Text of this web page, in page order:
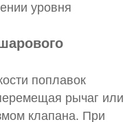
уровня
поплавок
рычаг или
клапана. При